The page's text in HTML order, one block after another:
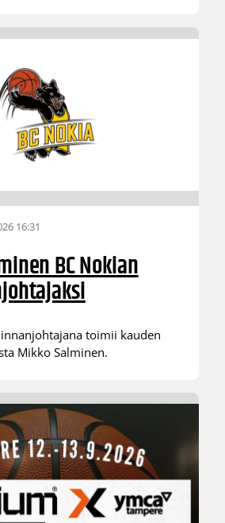
16:31
BC Nokian
toimii kauden
Mikko Salminen.